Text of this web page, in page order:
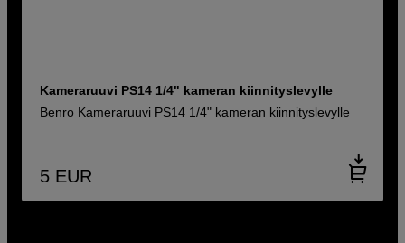
Kameraruuvi PS14 1/4" kameran kiinnityslevylle
Benro Kameraruuvi PS14 1/4" kameran kiinnityslevylle
5 EUR